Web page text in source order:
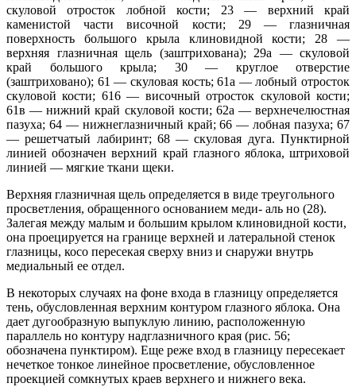
скуловой отросток лобной кости; 23 — верхний край
каменистой части височной кости; 29 — глазничная
поверхность большого крыла клиновидной кости; 28 —
верхняя глазничная щель (заштрихована); 29а — скуловой
край большого крыла; 30 — круглое отверстие
(заштриховано); 61 — скуловая кость; 61а — лобный отросток
скуловой кости; 616 — височный отросток скуловой кости;
61в — нижний край скуловой кости; 62а — верхнечелюстная
пазуха; 64 — нижнеглаз­ничный край; 66 — лобная пазуха; 67
— решетчатый лабиринт; 68 — скуловая дуга. Пунктирной
линией обозначен верхний край глазного яблока, штриховой
линией — мягкие ткани щеки.
Верхняя глазничная щель определяется в виде треугольного
просветления, обращенного основанием меди- аль но (28).
Залегая между малым и большим крылом клиновидной кости,
она проецируется на границе верхней и латеральной стенок
глазницы, косо пересекая сверху вниз и снаружи внутрь
медиальный ее отдел.
В некоторых случаях на фоне входа в глазницу определяется
тень, обусловленная верхним контуром глазно­го яблока. Она
дает дугообразную выпуклую линию, расположенную
параллель но контуру надглазничного края (рис. 56;
обозначена пунктиром). Еще реже вход в глазницу пересекает
нечеткое тонкое линейное про­светление, обусловленное
проекцией сомкнутых краев верхнего и нижнего века.